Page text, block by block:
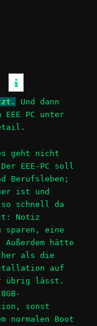
Und dann
PC unter
geht nicht
EEE-PC soll
Berufsleben;
ist und
schnell da
Notiz
sparen, eine
hätte
als die
auf
übrig lässt.
sonst
normalen Boot